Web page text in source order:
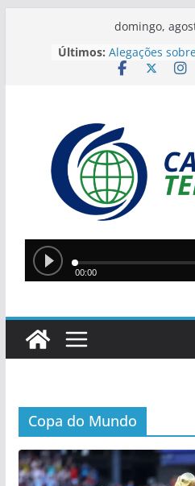
domingo,
Últimos: Alegações
Vorcaro
manutenção
Operação da
plantação de
armas na zona
Raimundo
JEPIs 2026
Lula e
em encontro
Copa do Mundo